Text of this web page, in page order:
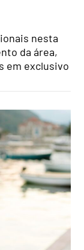
nesta
da área,
em exclusivo